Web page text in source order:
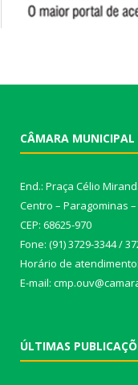
CÂMARA
End.: Praça Célio
Centro – Paragominas –
CEP: 68625-970
Fone: (91) 3729-3344 /
Horário de
E-mail:
ÚLTIMAS